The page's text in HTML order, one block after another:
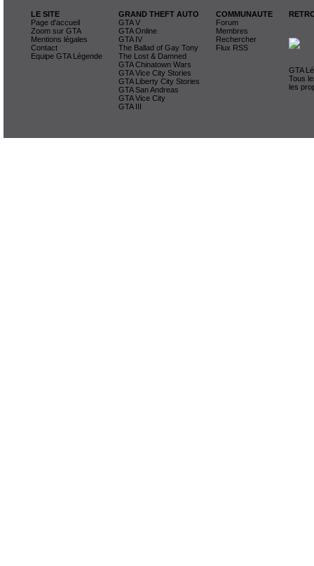
LE SITE
Page d'accueil
Zoom sur GTA
Mentions légales
Contact
Equipe GTA Légende
GRAND THEFT AUTO
GTA V
GTA Online
GTA IV
The Ballad of Gay Tony
The Lost & Damned
GTA Chinatown Wars
GTA Vice City Stories
GTA Liberty City Stories
GTA San Andreas
GTA Vice City
GTA III
COMMUNAUTE
Forum
Membres
Rechercher
Flux RSS
GTA
Tous
les